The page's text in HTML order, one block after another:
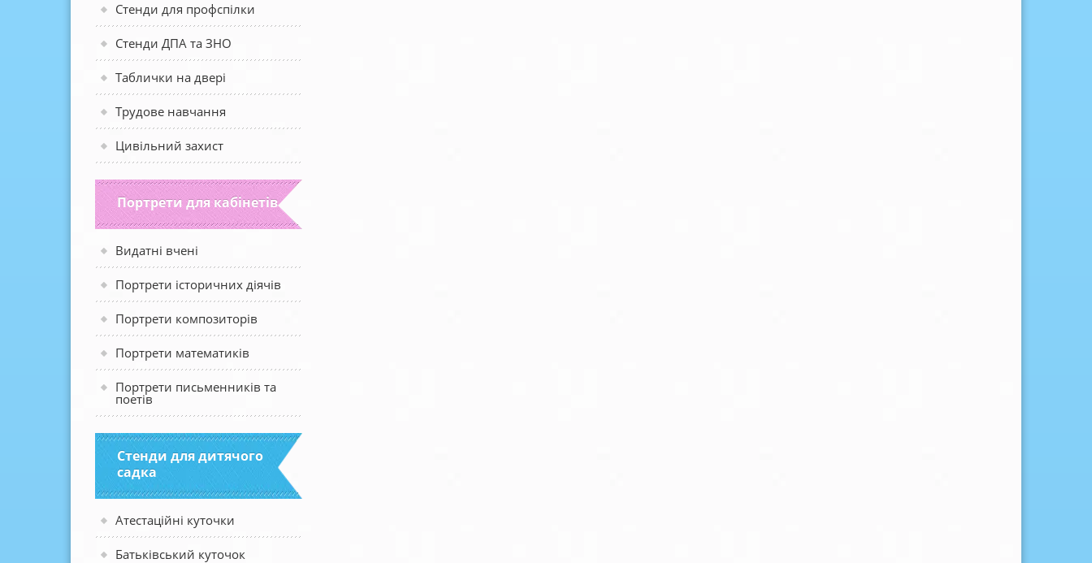
Стенди для профспілки
Стенди ДПА та ЗНО
Таблички на двері
Трудове навчання
Цивільний захист
Портрети для кабінетів
Видатні вчені
Портрети історичних діячів
Портрети композиторів
Портрети математиків
Портрети письменників та
поетів
Стенди для дитячого
садка
Атестаційні куточки
Батьківський куточок